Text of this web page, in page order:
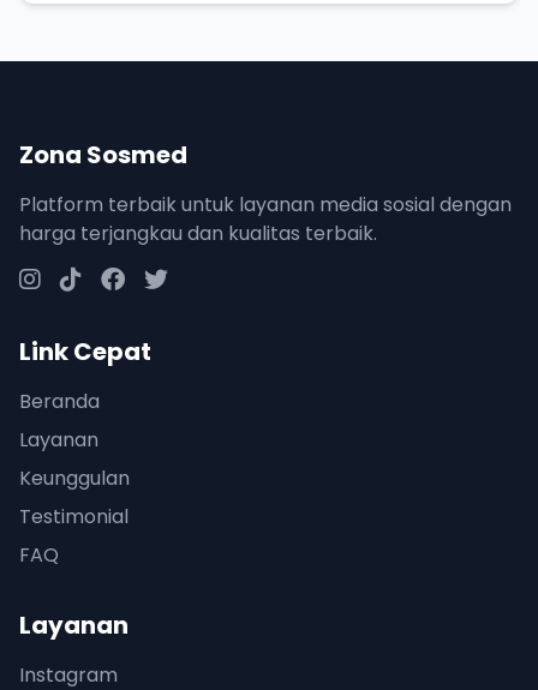
Zona Sosmed
Platform terbaik untuk layanan media sosial dengan
harga terjangkau dan kualitas terbaik.
Link Cepat
Beranda
Layanan
Keunggulan
Testimonial
FAQ
Layanan
Instagram